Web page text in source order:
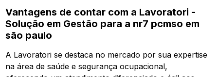
Vantagens de contar com a Lavoratori -
Solução em Gestão para a nr7 pcmso em
são paulo
A Lavoratori se destaca no mercado por sua expertise
na área de saúde e segurança ocupacional,